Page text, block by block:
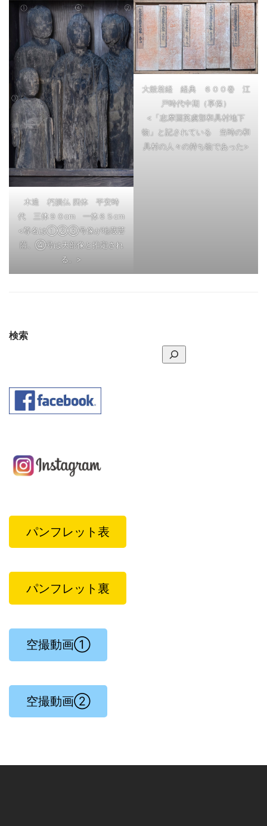
木造 朽損仏 四体 平安時
代 三体９０cm 一体６５cm
<尊名は①②③号像が地蔵菩
薩、④号は天部像と推定され
る。>
大般若経 経典 ６００巻 江
戸時代中期（享保）
<「志摩国英虞郡和具村地下
物」と記されている 当時の和
具村の人々の持ち物であった>
検索
パンフレット表
パンフレット裏
空撮動画①
空撮動画②